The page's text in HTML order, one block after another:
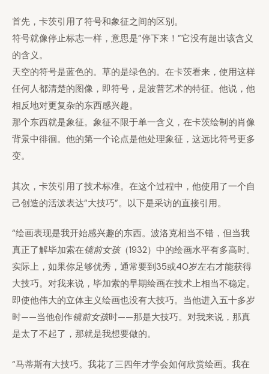
首先，卡茨引用了符号和象征之间的区别。
符号就像停止标志一样，意思是”停下来！”它没有超出该含义
的含义。
天空的符号是蓝色的。草的是绿色的。在卡茨看来，使用这样
任何人都清楚的图像，即符号，是波普艺术的特征。他说，他
相反地对更复杂的东西感兴趣。
那个东西就是象征。象征不限于单一含义，在卡茨绘制的肖像
背景中徘徊。他的第一个论点是他处理象征，这远比符号更多
变。
其次，卡茨引用了技术标准。在这个过程中，他使用了一个自
己创造的活泼表达”大技巧”。以下是采访的直接引用。
“绘画表现是我开始感兴趣的东西。波洛克相当不错，但当我
真正了解毕加索在镜前女孩（1932）中的绘画水平有多高时。
实际上，如果你足够优秀，通常要到35或40岁左右才能获得
大技巧。对我来说，毕加索的早期绘画在技术上相当不稳定。
即使他伟大的立体主义绘画也没有大技巧。当他进入五十多岁
时——当他创作镜前女孩时——那是大技巧。对我来说，那真
是太了不起了，那就是我想要做的。
“马蒂斯有大技巧。我花了三四年才学会如何欣赏绘画。我在